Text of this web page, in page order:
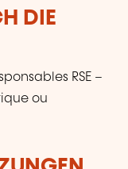
DIE
RSE –
ou